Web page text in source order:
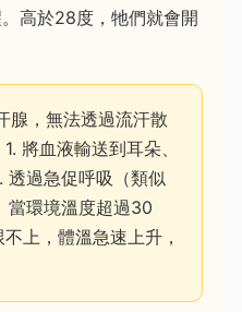
高於28度，牠們就會開
腺，無法透過流汗散
將血液輸送到耳朵、
透過急促呼吸（類似
當環境溫度超過30
上，體溫急速上升，